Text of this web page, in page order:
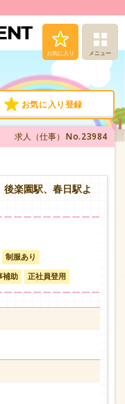
お気に入り メニュー
お気に入り登録
求人（仕事） No.23984
後楽園駅、春日駅よ
制服あり
補助 正社員登用